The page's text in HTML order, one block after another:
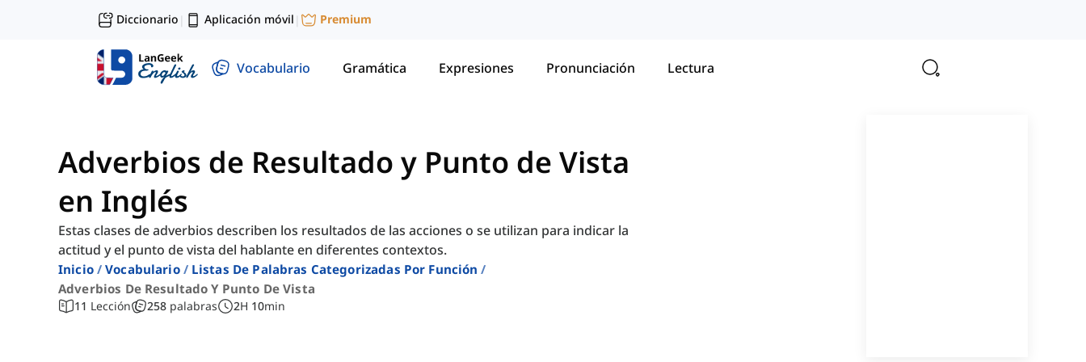
Diccionario | Aplicación móvil | Premium
Vocabulario Gramática Expresiones Pronunciación Lectura
Adverbios de Resultado y Punto de Vista
en Inglés
Estas clases de adverbios describen los resultados de las acciones o se utilizan para indicar la
actitud y el punto de vista del hablante en diferentes contextos.
Inicio Vocabulario
Listas De Palabras Categorizadas Por Función
Adverbios De Resultado Y Punto De Vista
11 Lección 258 palabras 2H 10min